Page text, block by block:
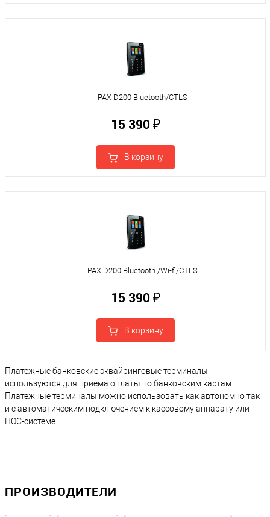
PAX D200 Bluetooth/CTLS
15 390 ₽
В корзину
PAX D200 Bluetooth /Wi-fi/CTLS
15 390 ₽
В корзину
Платежные банковские эквайринговые терминалы
используются для приема оплаты по банковским картам.
Платежные терминалы можно использовать как автономно так
и с автоматическим подключением к кассовому аппарату или
ПОС-системе.
ПРОИЗВОДИТЕЛИ